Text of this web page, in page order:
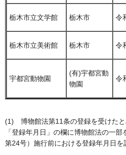
栃木市立文学館 栃木市 令
栃木市立美術館 栃木市 令
宇都宮動物園
(有)宇都宮動
物園
令
(1) 博物館法第11条の登録を受けたと
「登録年月日」の欄に博物館法の一
第24号）施行前における登録年月日を